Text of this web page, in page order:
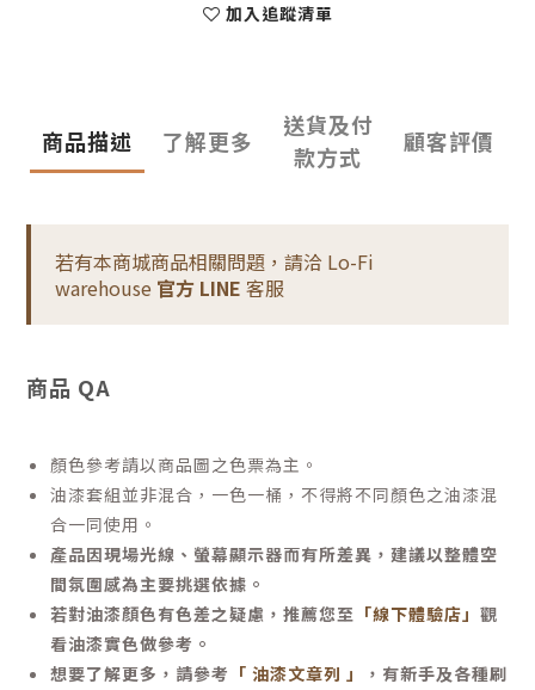
加入追蹤清單
商品描述 了解更多
送貨及付
款方式
顧客評價
若有本商城商品相關問題，請洽 Lo-Fi
warehouse 官方 LINE 客服
商品 QA
顏色參考請以商品圖之色票為主。
油漆套組並非混合，一色一桶，不得將不同顏色之油漆混
合一同使用。
產品因現場光線、螢幕顯示器而有所差異，建議以整體空
間氛圍感為主要挑選依據。
若對油漆顏色有色差之疑慮，推薦您至 「線下體驗店」 觀
看油漆實色做參考。
想要了解更多，請參考 「 油漆文章列 」
，有新手及各種刷